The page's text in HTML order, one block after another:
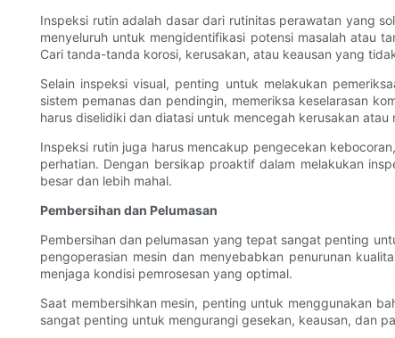
Inspeksi rutin adalah dasar dari rutinitas perawatan yang
menyeluruh untuk mengidentifikasi potensi masalah atau
Cari tanda-tanda korosi, kerusakan, atau keausan yang
Selain inspeksi visual, penting untuk melakukan
sistem pemanas dan pendingin, memeriksa keselarasan
harus diselidiki dan diatasi untuk mencegah kerusakan atau
Inspeksi rutin juga harus mencakup pengecekan
perhatian. Dengan bersikap proaktif dalam melakukan
besar dan lebih mahal.
Pembersihan dan Pelumasan
Pembersihan dan pelumasan yang tepat sangat penting
pengoperasian mesin dan menyebabkan penurunan
menjaga kondisi pemrosesan yang optimal.
Saat membersihkan mesin, penting untuk menggunakan
sangat penting untuk mengurangi gesekan, keausan, dan